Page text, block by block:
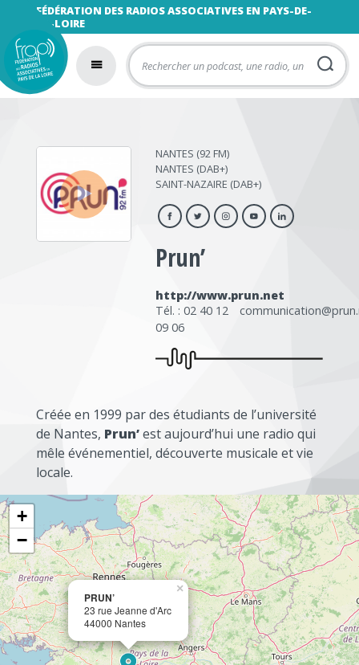
FÉDÉRATION DES RADIOS ASSOCIATIVES EN PAYS-DE-
LA-LOIRE
‣
NANTES (92 FM)
NANTES (DAB+)
SAINT-NAZAIRE (DAB+)
Prun’
http://www.prun.net
Tél. : 02 40 12
09 06
Créée en 1999 par des étudiants de l’université
de Nantes, Prun’est aujourd’hui une radio qui
mêle événementiel, découverte musicale et vie
locale.
PRUN’
23 rue Jeanne d'Arc
44000 Nantes
×
+
−